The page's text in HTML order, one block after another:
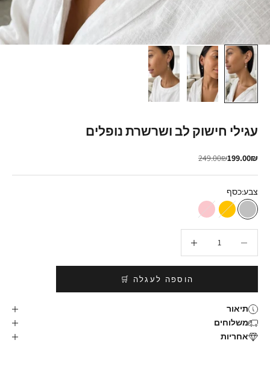
עגילי חישוק לב ושרשרת נופלים
מחיר מבצע
199.00₪מחיר רגיל
249.00₪
צבע:כסף
כסף זהב
רוז גולד
הוספה לעגלה 🛒
תיאור
משלוחים
אחריות